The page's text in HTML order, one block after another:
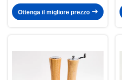
Ottenga il migliore prezzo